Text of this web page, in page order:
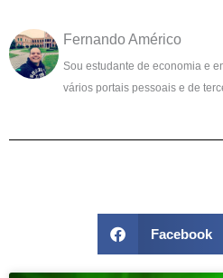
Fernando Américo
Sou estudante de economia e
vários portais pessoais e de
Facebook